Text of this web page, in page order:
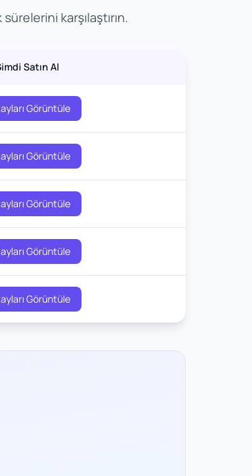
karşılaştırın.
Satın Al
Görüntüle
Görüntüle
Görüntüle
Görüntüle
Görüntüle